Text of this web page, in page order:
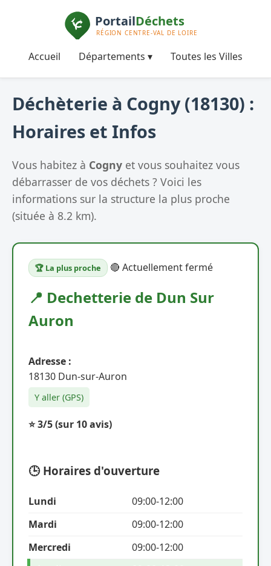
Accueil Départements ▾ Toutes les Villes
Déchèterie à Cogny (18130) :
Horaires et Infos
Vous habitez à Cogny et vous souhaitez vous
débarrasser de vos déchets ? Voici les
informations sur la structure la plus proche
(située à 8.2 km).
🏆 La plus proche 🔴 Actuellement fermé
📍 Dechetterie de Dun Sur
Auron
Adresse :
18130 Dun-sur-Auron
Y aller (GPS)
⭐ 3/5(sur 10 avis)
🕒 Horaires d'ouverture
Lundi
09:00-12:00
Mardi
09:00-12:00
Mercredi
09:00-12:00